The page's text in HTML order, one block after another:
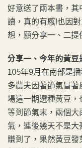
好意送了兩本書，其
讀，真的有感!也因
想，願分享一、二提
分享一、今年的黃豆
105年9月在南部是
多農夫因著節氣冒
場這一期選種黃豆，
等到節氣末，兩個大
氣，連後幾天不是大
賺到了，果然黃豆